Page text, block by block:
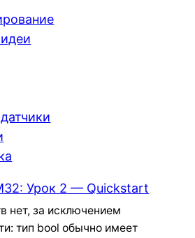
Урок 2 — Quickstart
нет, за исключением
тип bool обычно имеет